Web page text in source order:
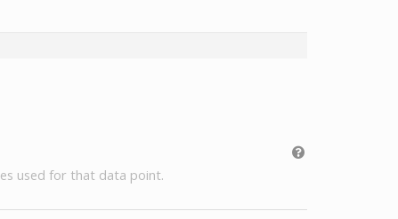
used for that data point.